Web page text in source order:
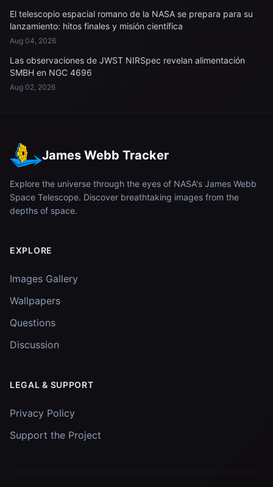
El telescopio espacial romano de la NASA se prepara para su
lanzamiento: hitos finales y misión científica
Aug 04, 2026
Las observaciones de JWST NIRSpec revelan alimentación
SMBH en NGC 4696
Aug 02, 2026
James Webb Tracker
Explore the universe through the eyes of NASA's James Webb
Space Telescope. Discover breathtaking images from the
depths of space.
EXPLORE
Images Gallery
Wallpapers
Questions
Discussion
LEGAL & SUPPORT
Privacy Policy
Support the Project